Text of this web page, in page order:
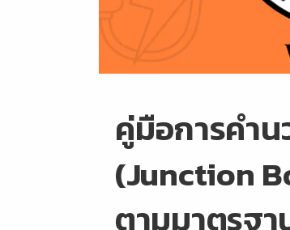
คู่มือการคำ
(Junction
ตามมาตรฐ